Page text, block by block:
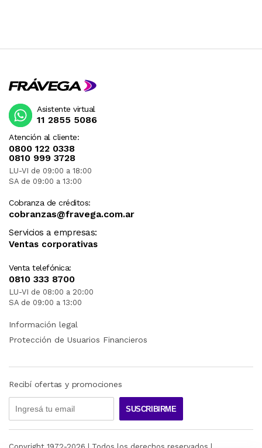
Atención al cliente:
0800 122 0338
0810 999 3728
LU-VI de 09:00 a 18:00
SA de 09:00 a 13:00
Cobranza de créditos:
cobranzas@fravega.com.ar
Servicios a empresas:
Ventas corporativas
Venta telefónica:
0810 333 8700
LU-VI de 08:00 a 20:00
SA de 09:00 a 13:00
Asistente virtual
11 2855 5086
Información legal
Protección de Usuarios Financieros
Recibí ofertas y promociones
SUSCRIBIRME